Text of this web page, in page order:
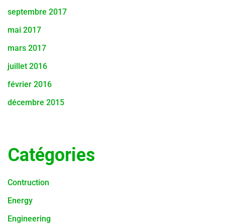
septembre 2017
mai 2017
mars 2017
juillet 2016
février 2016
décembre 2015
Catégories
Contruction
Energy
Engineering